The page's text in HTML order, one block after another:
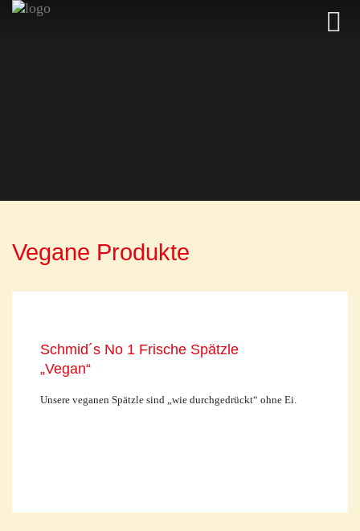
Vegane Produkte
Schmid´s No 1 Frische Spätzle
„Vegan“
Unsere veganen Spätzle sind „wie durchgedrückt“ ohne Ei.